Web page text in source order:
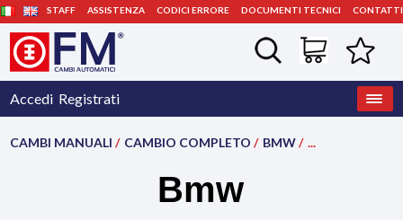
STAFF ASSISTENZA CODICI ERRORE DOCUMENTI TECNICI CONTATTI
Accedi Registrati
CAMBI MANUALI / CAMBIO COMPLETO / BMW/ ...
Bmw